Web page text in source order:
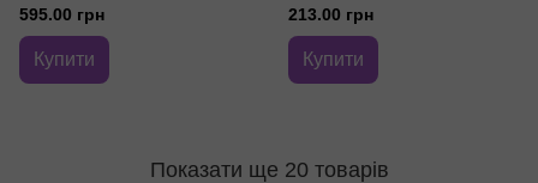
595.00 грн
Купити
250 мл
213.00 грн
Купити
Показати ще 20 товарів